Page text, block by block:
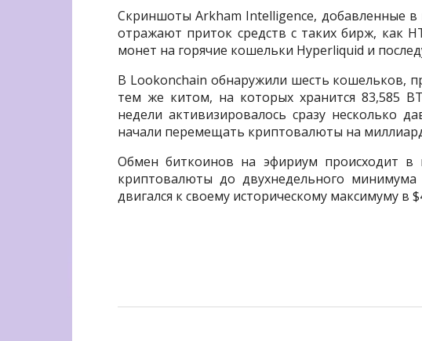
Скриншоты Arkham Intelligence, добавленные в
отражают приток средств с таких бирж, как
монет на горячие кошельки Hyperliquid и
В Lookonchain обнаружили шесть кошельков,
тем же китом, на которых хранится 83,585
недели активизировалось сразу несколько
начали перемещать криптовалюты на
Обмен биткоинов на эфириум происходит
криптовалюты до двухнедельного
двигался к своему историческому максимуму в